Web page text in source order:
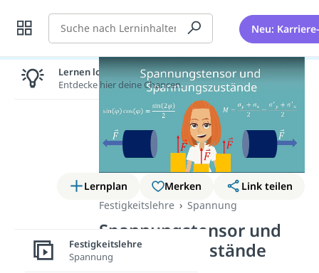
Suche Neu:
Lernplan Merken
Link teilen
Festigkeitslehre
Spannung
Spannungstensor und
Spannungszustände
Lernen lohnt sich!
Entdecke hier deine Chancen.
Festigkeitslehre
Spannung